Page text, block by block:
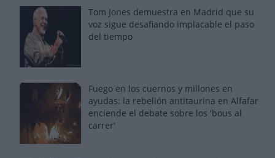
Tom Jones demuestra en Madrid que su
voz sigue desafiando implacable el paso
del tiempo
Fuego en los cuernos y millones en
ayudas: la rebelión antitaurina en Alfafar
enciende el debate sobre los 'bous al
carrer'